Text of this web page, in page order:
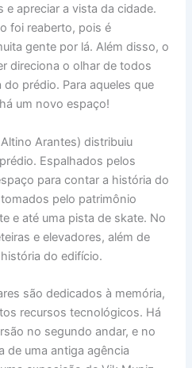
e apreciar a vista da cidade.
foi reaberto, pois é
gente por lá. Além disso, o
direciona o olhar de todos
prédio. Para aqueles que
um novo espaço!
Arantes) distribuiu
Espalhados pelos
para contar a história do
pelo patrimônio
e até uma pista de skate. No
e elevadores, além de
do edifício.
são dedicados à memória,
recursos tecnológicos. Há
no segundo andar, e no
de uma antiga agência